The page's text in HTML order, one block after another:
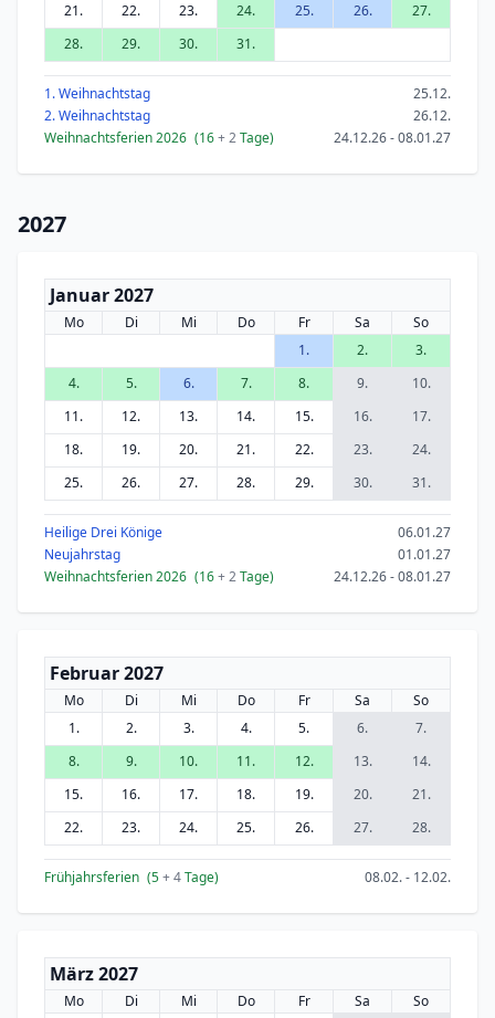
21.
22. 23. 24. 25. 26.
27.
28.
29. 30. 31.
1. Weihnachtstag
25.12.
2. Weihnachtstag
26.12.
Weihnachtsferien 2026 (16+ 2Tage) 24.12.26 - 08.01.27
2027
Januar 2027
Mo Di Mi Do Fr Sa
So
1.
2.
3.
4.
5. 6. 7. 8. 9.
10.
11.
12. 13. 14. 15. 16.
17.
18.
19. 20. 21. 22. 23.
24.
25.
26. 27. 28. 29. 30. 31.
Heilige Drei Könige
06.01.27
Neujahrstag
01.01.27
Weihnachtsferien 2026 (16+ 2Tage) 24.12.26 - 08.01.27
Februar 2027
Mo Di Mi Do Fr Sa
So
1.
2. 3. 4. 5. 6.
7.
8.
9. 10. 11. 12. 13.
14.
15.
16. 17. 18. 19. 20.
21.
22.
23. 24. 25. 26. 27. 28.
Frühjahrsferien (5+ 4Tage) 08.02. - 12.02.
März 2027
Mo Di Mi Do Fr Sa
So